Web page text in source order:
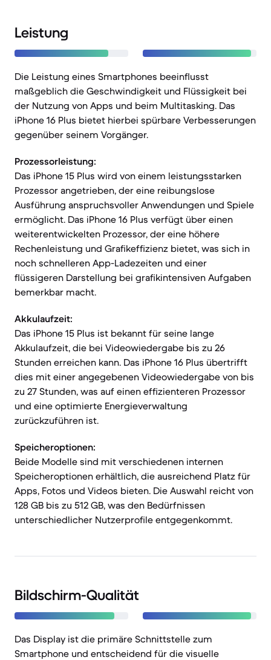
Leistung
Die Leistung eines Smartphones beeinflusst
maßgeblich die Geschwindigkeit und Flüssigkeit bei
der Nutzung von Apps und beim Multitasking. Das
iPhone 16 Plus bietet hierbei spürbare Verbesserungen
gegenüber seinem Vorgänger.
Prozessorleistung:
Das iPhone 15 Plus wird von einem leistungsstarken
Prozessor angetrieben, der eine reibungslose
Ausführung anspruchsvoller Anwendungen und Spiele
ermöglicht. Das iPhone 16 Plus verfügt über einen
weiterentwickelten Prozessor, der eine höhere
Rechenleistung und Grafikeffizienz bietet, was sich in
noch schnelleren App-Ladezeiten und einer
flüssigeren Darstellung bei grafikintensiven Aufgaben
bemerkbar macht.
Akkulaufzeit:
Das iPhone 15 Plus ist bekannt für seine lange
Akkulaufzeit, die bei Videowiedergabe bis zu 26
Stunden erreichen kann. Das iPhone 16 Plus übertrifft
dies mit einer angegebenen Videowiedergabe von bis
zu 27 Stunden, was auf einen effizienteren Prozessor
und eine optimierte Energieverwaltung
zurückzuführen ist.
Speicheroptionen:
Beide Modelle sind mit verschiedenen internen
Speicheroptionen erhältlich, die ausreichend Platz für
Apps, Fotos und Videos bieten. Die Auswahl reicht von
128 GB bis zu 512 GB, was den Bedürfnissen
unterschiedlicher Nutzerprofile entgegenkommt.
Bildschirm-Qualität
Das Display ist die primäre Schnittstelle zum
Smartphone und entscheidend für die visuelle